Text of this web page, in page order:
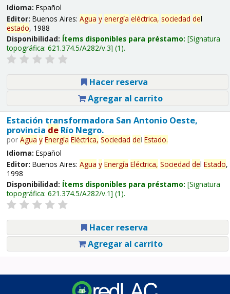
Idioma: Español
Editor: Buenos Aires: Agua y energía eléctrica, sociedad del
estado, 1988
Disponibilidad: Ítems disponibles para préstamo: Signatura
topográfica: 621.374.5/A282/v.3 (1).
Hacer reserva
Agregar al carrito
Estación transformadora San Antonio Oeste,
provincia deRío Negro.
por Agua y Energía Eléctrica, Sociedad del Estado.
Idioma: Español
Editor: Buenos Aires: Agua y Energía Eléctrica, Sociedad del Estado,
1998
Disponibilidad: Ítems disponibles para préstamo: Signatura
topográfica: 621.374.5/A282/v.1 (1).
Hacer reserva
Agregar al carrito